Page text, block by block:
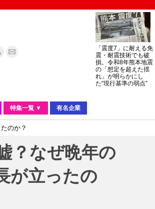
「震度7」に耐える免
震・耐震技術でも破
損。令和8年熊本地震
の「想定を超えた揺
れ」が明らかにし
た“現行基準の弱点”
特集一覧 ▼ 有名企業
のか？
？なぜ晩年の
が立ったの